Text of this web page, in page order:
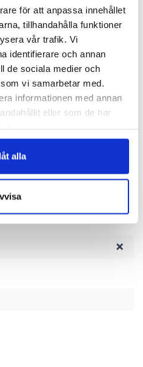
för att anpassa innehållet
tillhandahålla funktioner
vår trafik. Vi
identifierare och annan
de sociala medier och
vi samarbetar med.
informationen med annan
eller som de har
alla
F602
FLOR KVADRAT – UTAN MOUCHE
Logga in för att se pris
VÄLJ ALTERNATIV